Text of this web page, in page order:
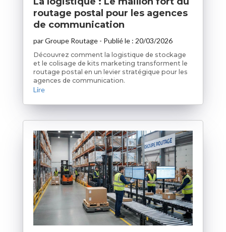
routage postal pour les agences
de communication
parGroupe Routage- Publié le : 20/03/2026
Découvrez comment la logistique de stockage
et le colisage de kits marketing transforment le
routage postal en un levier stratégique pour les
agences de communication.
Lire